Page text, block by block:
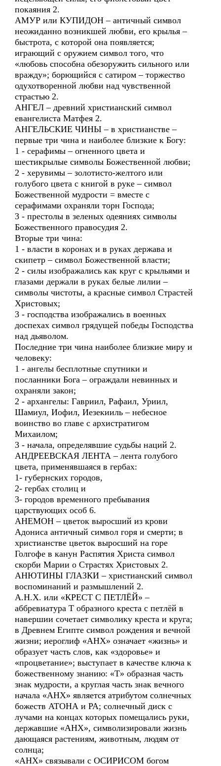
покаяния 2.
АМУР или КУПИДОН – античный символ
неожиданно возникшей любви, его крылья –
быстрота, с которой она появляется;
играющий с оружием символ того, что
«любовь способна обезоружить сильного или
вражду»; борющийся с сатиром – торжество
одухотворенной любви над чувственной
страстью 2.
АНГЕЛ – древний христианский символ
евангелиста Матфея 2.
АНГЕЛЬСКИЕ ЧИНЫ – в христианстве –
первые три чина и наиболее близкие к Богу:
1 - серафимы – огненного цвета и
шестикрылые символы Божественной любви;
2 - херувимы – золотисто-желтого или
голубого цвета с книгой в руке – символ
Божественной мудрости = вместе с
серафимами охраняли торн Господа;
3 - престолы в зеленых одеяниях символы
Божественного правосудия 2.
Вторые три чина:
1 - власти в коронах и в руках держава и
скипетр – символ Божественной власти;
2 - силы изображались как круг с крыльями и
глазами держали в руках белые лилии –
символы чистоты, а красные символ Страстей
Христовых;
3 - господства изображались в военных
доспехах символ грядущей победы Господства
над дьяволом.
Последние три чина наиболее близкие миру и
человеку:
1 - ангелы бесплотные спутники и
посланники Бога – ограждали невинных и
охраняли закон;
2 - архангелы: Гавриил, Рафаил, Уриил,
Шамиул, Иофил, Иезекииль – небесное
воинство во главе с архистратигом
Михаилом;
3 - начала, определявшие судьбы наций 2.
АНДРЕЕВСКАЯ ЛЕНТА – лента голубого
цвета, применявшаяся в гербах:
1- губернских городов,
2- гербах столиц и
3- городов временного пребывания
царствующих особ 6.
АНЕМОН – цветок выросший из крови
Адониса античный символ горя и смерти; в
христианстве цветок выросший на горе
Голгофе в канун Распятия Христа символ
скорби Марии о Страстях Христовых 2.
АНЮТИНЫ ГЛАЗКИ – христианский символ
воспоминаний и размышлений 2.
А.Н.Х. или «КРЕСТ С ПЕТЛЁЙ» –
аббревиатура Т образного креста с петлёй в
навершии сочетает символику креста и круга;
в Древнем Египте символ рождения и вечной
жизни; иероглиф «АНХ» означает «жизнь» и
образует часть слов, как «здоровье» и
«процветание»; выступает в качестве ключа к
божественному знанию: «Т» образная часть
знак мудрости, а круглая часть знак вечного
начала «АНХ» является атрибутом солнечных
божеств АТОНА и РА; солнечный диск с
лучами на концах которых помещались руки,
державшие «АНХ», символизировали жизнь
дающаяся растениям, животным, людям от
солнца;
«АНХ» связывали с ОСИРИСОМ богом